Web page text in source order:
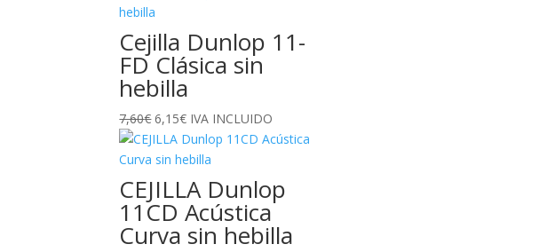
era:
21,00€.17,00€.
Cejilla Dunlop 11-
FD Clásica sin
hebilla
7,60€El
precio
original
era:
7,60€.
6,15€El
precio
actual
es:
6,15€.
IVA INCLUIDO
CEJILLA Dunlop
11CD Acústica
Curva sin hebilla